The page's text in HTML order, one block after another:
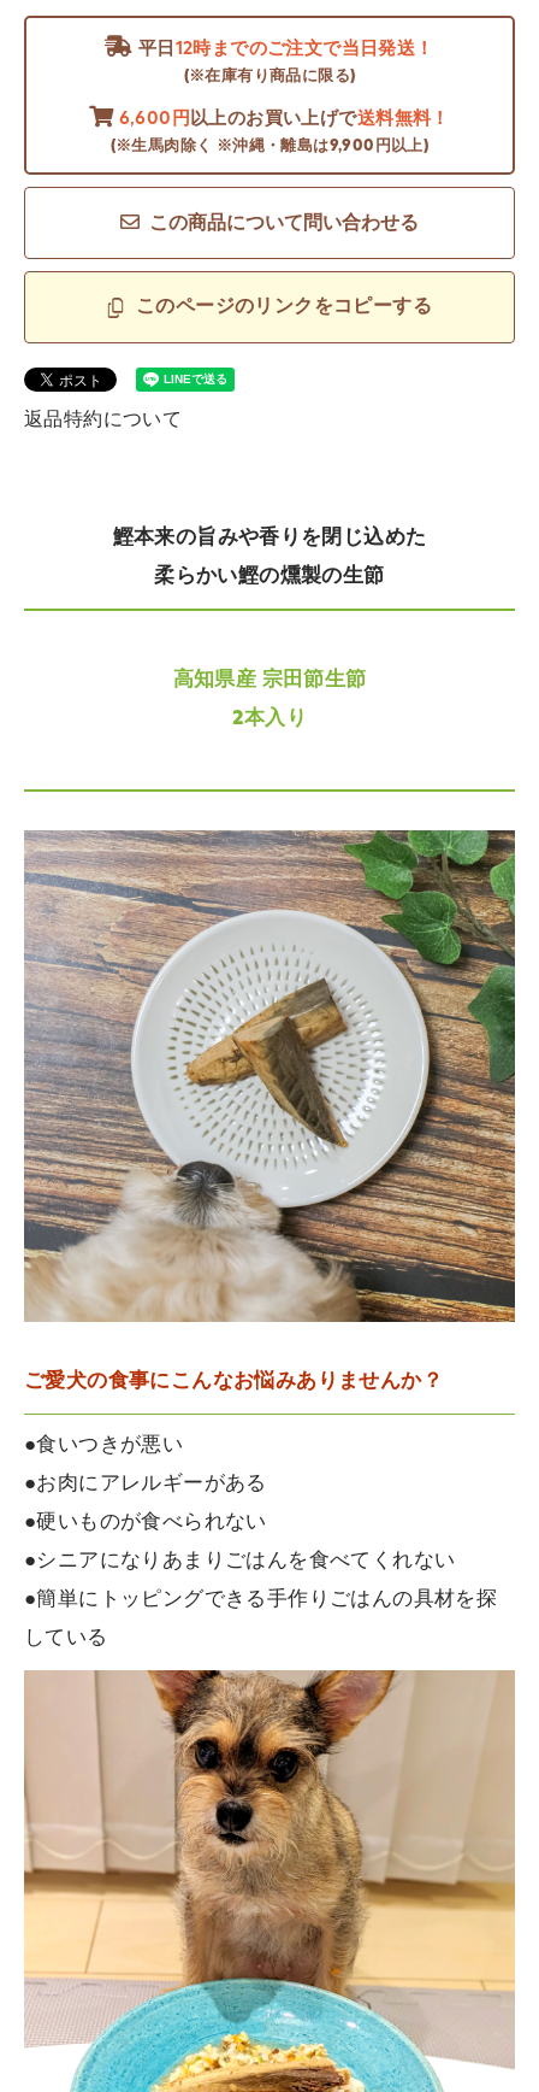
平日 12時までのご注文で当日発送！
(※在庫有り商品に限る)
6,600円 以上のお買い上げで送料無料！
(※生馬肉除く ※沖縄・離島は9,900円以上)
この商品について問い合わせる
このページのリンクをコピーする
返品特約について
鰹本来の旨みや香りを閉じ込めた
柔らかい鰹の燻製の生節
高知県産 宗田節生節
2本入り
ご愛犬の食事にこんなお悩みありませんか？
●食いつきが悪い
●お肉にアレルギーがある
●硬いものが食べられない
●シニアになりあまりごはんを食べてくれない
●簡単にトッピングできる手作りごはんの具材を探
している